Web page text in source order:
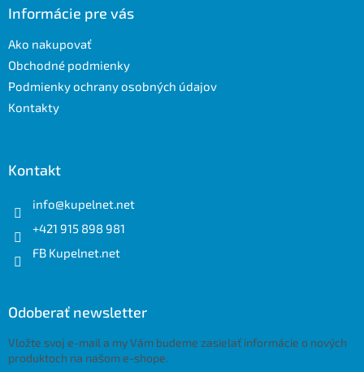
Informácie pre vás
Ako nakupovať
Obchodné podmienky
Podmienky ochrany osobných údajov
Kontakty
Kontakt
info@kupelnet.net
+421 915 898 981
FB Kupelnet.net
Odoberať newsletter
Vložte svoj e-mail a my Vám budeme zasielať informácie o nových
produktoch na našom e-shope.